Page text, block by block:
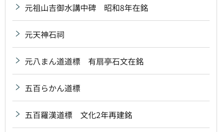
元祖山吉御水講中碑 昭和8年在銘
元天神石祠
元八まん道道標 有扇亭石文在銘
五百らかん道標
五百羅漢道標 文化2年再建銘